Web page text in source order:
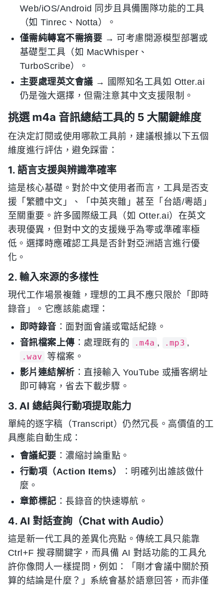
Web/iOS/Android 同步且具備團隊功能的工具
（如 Tinrec、Notta）。
僅需純轉寫不需摘要 → 可考慮開源模型部署或
基礎型工具（如 MacWhisper、
TurboScribe）。
主要處理英文會議 → 國際知名工具如 Otter.ai
仍是強大選擇，但需注意其中文支援限制。
挑選 m4a 音訊總結工具的 5 大關鍵維度
在決定訂閱或使用哪款工具前，建議根據以下五個
維度進行評估，避免踩雷：
1. 語言支援與辨識準確率
這是核心基礎。對於中文使用者而言，工具是否支
援「繁體中文」、「中英夾雜」甚至「台語/粵語」
至關重要。許多國際級工具（如 Otter.ai）在英文
表現優異，但對中文的支援幾乎為零或準確率極
低。選擇時應確認工具是否針對亞洲語言進行優
化。
2. 輸入來源的多樣性
現代工作場景複雜，理想的工具不應只限於「即時
錄音」。它應該能處理：
即時錄音 ：面對面會議或電話紀錄。
音訊檔案上傳 ：處理既有的 .m4a , .mp3 ,
.wav
等檔案。
影片連結解析 ：直接輸入 YouTube 或播客網址
即可轉寫，省去下載步驟。
3. AI 總結與行動項提取能力
單純的逐字稿（Transcript）仍然冗長。高價值的工
具應能自動生成：
會議紀要 ：濃縮討論重點。
行動項（Action Items）
：明確列出誰該做什
麼。
章節標記 ：長錄音的快速導航。
4. AI 對話查詢（Chat with Audio）
這是新一代工具的差異化亮點。傳統工具只能靠
Ctrl+F 搜尋關鍵字，而具備 AI 對話功能的工具允
許你像問人一樣提問，例如：「剛才會議中關於預
算的結論是什麼？」系統會基於語意回答，而非僅